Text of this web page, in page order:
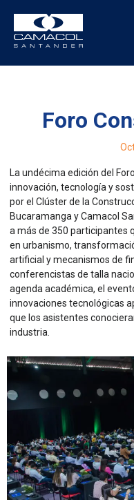
Foro
La undécima edición del
innovación, tecnología y
por el Clúster de la
Bucaramanga y Camacol
a más de 350 participantes
en urbanismo,
artificial y mecanismos de
conferencistas de talla
agenda académica, el
innovaciones tecnológicas
que los asistentes
industria.